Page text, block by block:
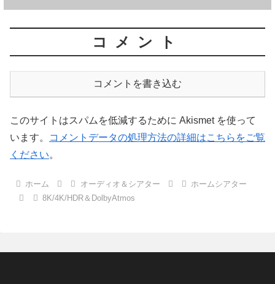
コメント
コメントを書き込む
このサイトはスパムを低減するために Akismet を使って
います。
コメントデータの処理方法の詳細はこちらをご覧
ください。
ホーム オーディオ＆シアター
ホームシアター
8K/4K/HDR＆DolbyAtmos